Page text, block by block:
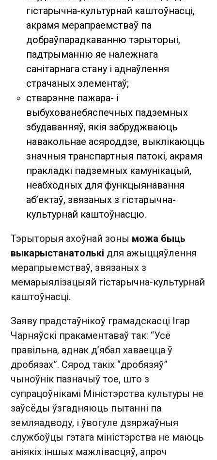
гістарычна-культурнай каштоўнасці,
акрамя мерапраемстваў па
добраўпарадкаванню тэрыторыі,
падтрыманню яе належнага
санітарнага стану і аднаўлення
страчаных элементаў;
стварэнне пажара- і
выбухованебяспечных падземных
збудаванняў, якія забруджваюць
навакольнае асяроддзе, выклікаюцць
значныя транспартныя патокі, акрамя
пракладкі падземных камунікацый,
неабходных для функцыянавання
аб’ектаў, звязаных з гістарычна-
культурнай каштоўнасцю.
Тэрыторыя ахоўнай зоны можа быць
выкарыстанатолькі для ажыццяўлення
мерапрыемстваў, звязаных з
мемарыялізацыяй гістарычна-культурнай
каштоўнасці.
Заяву прадстаўнікоў грамадскасці Ігар
Чарняўскі пракаментаваў так: “Усё
правільна, аднак д’ябал хаваецца ў
дробязах”. Сярод такіх “дробязяў”
чыноўнік пазначыў тое, што з
супрацоўнікамі Міністэрства культуры не
заўсёды ўзгадняюць пытанні па
земляадводу, і ўвогуле дзяржаўныя
службоўцы гэтага міністэрства не маюць
аніякіх іншых мажлівасцяў, апроч